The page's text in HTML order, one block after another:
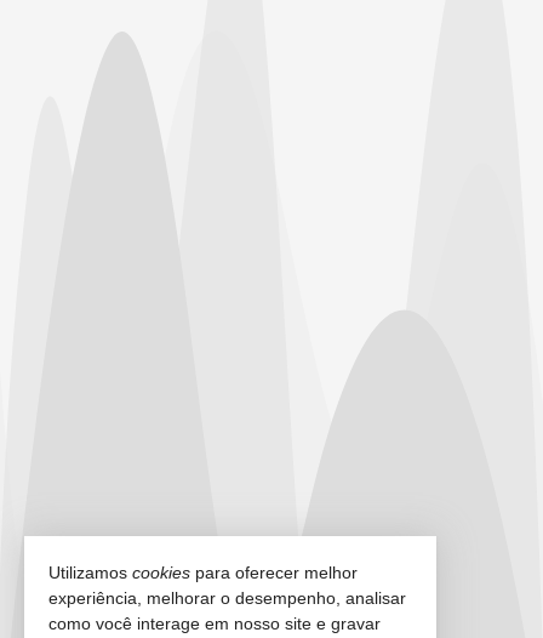
Utilizamos cookies para oferecer melhor
experiência, melhorar o desempenho, analisar
como você interage em nosso site e gravar